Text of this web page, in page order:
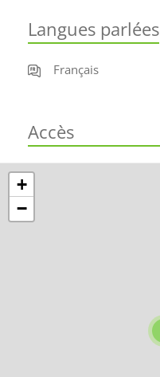
Langues parlées
Français
Accès
+
−